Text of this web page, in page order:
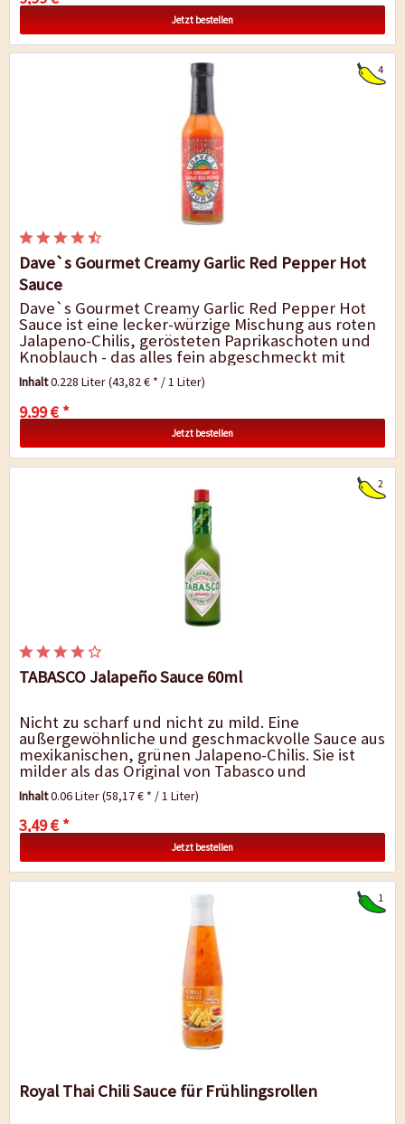
Jetzt bestellen
4
Dave`s Gourmet Creamy Garlic Red Pepper Hot
Sauce
Dave`s Gourmet Creamy Garlic Red Pepper Hot
Sauce ist eine lecker-würzige Mischung aus roten
Jalapeno-Chilis, gerösteten Paprikaschoten und
Knoblauch - das alles fein abgeschmeckt mit
Gewürzen. Probieren Sie einen...
Inhalt0.228 Liter(43,82 € * / 1 Liter)
9,99 € *
Jetzt bestellen
2
TABASCO Jalapeño Sauce 60ml
Nicht zu scharf und nicht zu mild. Eine
außergewöhnliche und geschmackvolle Sauce aus
mexikanischen, grünen Jalapeno-Chilis. Sie ist
milder als das Original von Tabasco und
überzeugt durch ihre einzigartige...
Inhalt0.06 Liter(58,17 € * / 1 Liter)
3,49 € *
Jetzt bestellen
1
Royal Thai Chili Sauce für Frühlingsrollen